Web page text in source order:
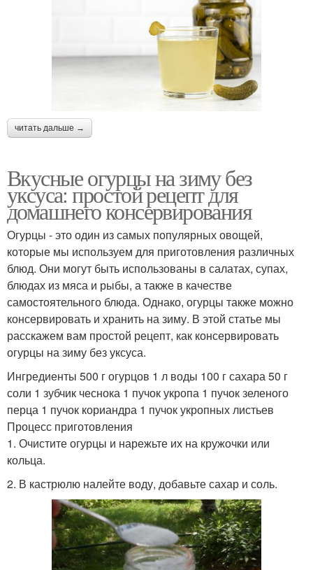
читать дальше →
Вкусные огурцы на зиму без
уксуса: простой рецепт для
домашнего консервирования
Огурцы - это один из самых популярных овощей,
которые мы используем для приготовления различных
блюд. Они могут быть использованы в салатах, супах,
блюдах из мяса и рыбы, а также в качестве
самостоятельного блюда. Однако, огурцы также можно
консервировать и хранить на зиму. В этой статье мы
расскажем вам простой рецепт, как консервировать
огурцы на зиму без уксуса.
Ингредиенты 500 г огурцов 1 л воды 100 г сахара 50 г
соли 1 зубчик чеснока 1 пучок укропа 1 пучок зеленого
перца 1 пучок кориандра 1 пучок укропных листьев
Процесс приготовления
1. Очистите огурцы и нарежьте их на кружочки или
кольца.
2. В кастрюлю налейте воду, добавьте сахар и соль.